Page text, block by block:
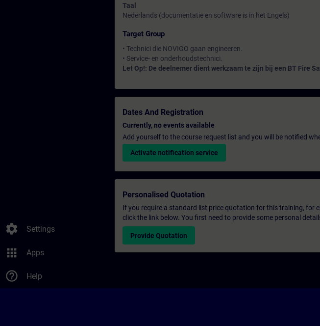
settings Settings
apps Apps
help_outline Help
Taal
Nederlands (documentatie en software is in het Engels)
Target Group
• Technici die NOVIGO gaan engineeren.
• Service- en onderhoudstechnici.
Let Op!: De deelnemer dient werkzaam te zijn bij een BT Fire
Dates And Registration
Currently, no events available
Add yourself to the course request list and you will be notified
Activate notification service
Personalised Quotation
If you require a standard list price quotation for this training, for
click the link below. You first need to provide some personal
Provide Quotation